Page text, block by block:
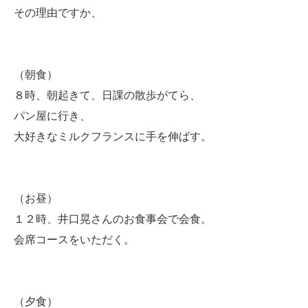
その理由ですか、
（朝食）
８時、朝起きて、日課の散歩がてら、
パン屋に行き、
大好きなミルクフランスに手を伸ばす。
（お昼）
１２時、井口晃さんのお食事会で会食。
会席コースをいただく。
（夕食）